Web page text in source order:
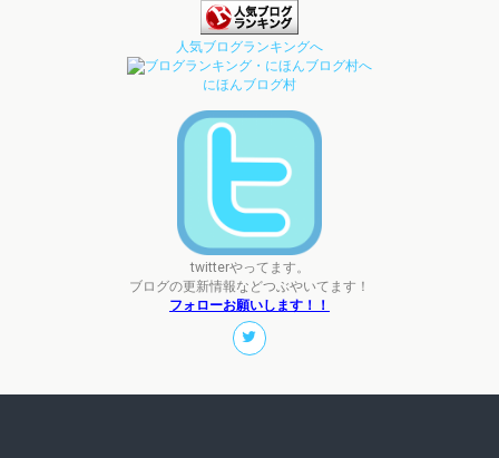
人気ブログランキングへ
にほんブログ村
twitterやってます。
ブログの更新情報などつぶやいてます！
フォローお願いします！！